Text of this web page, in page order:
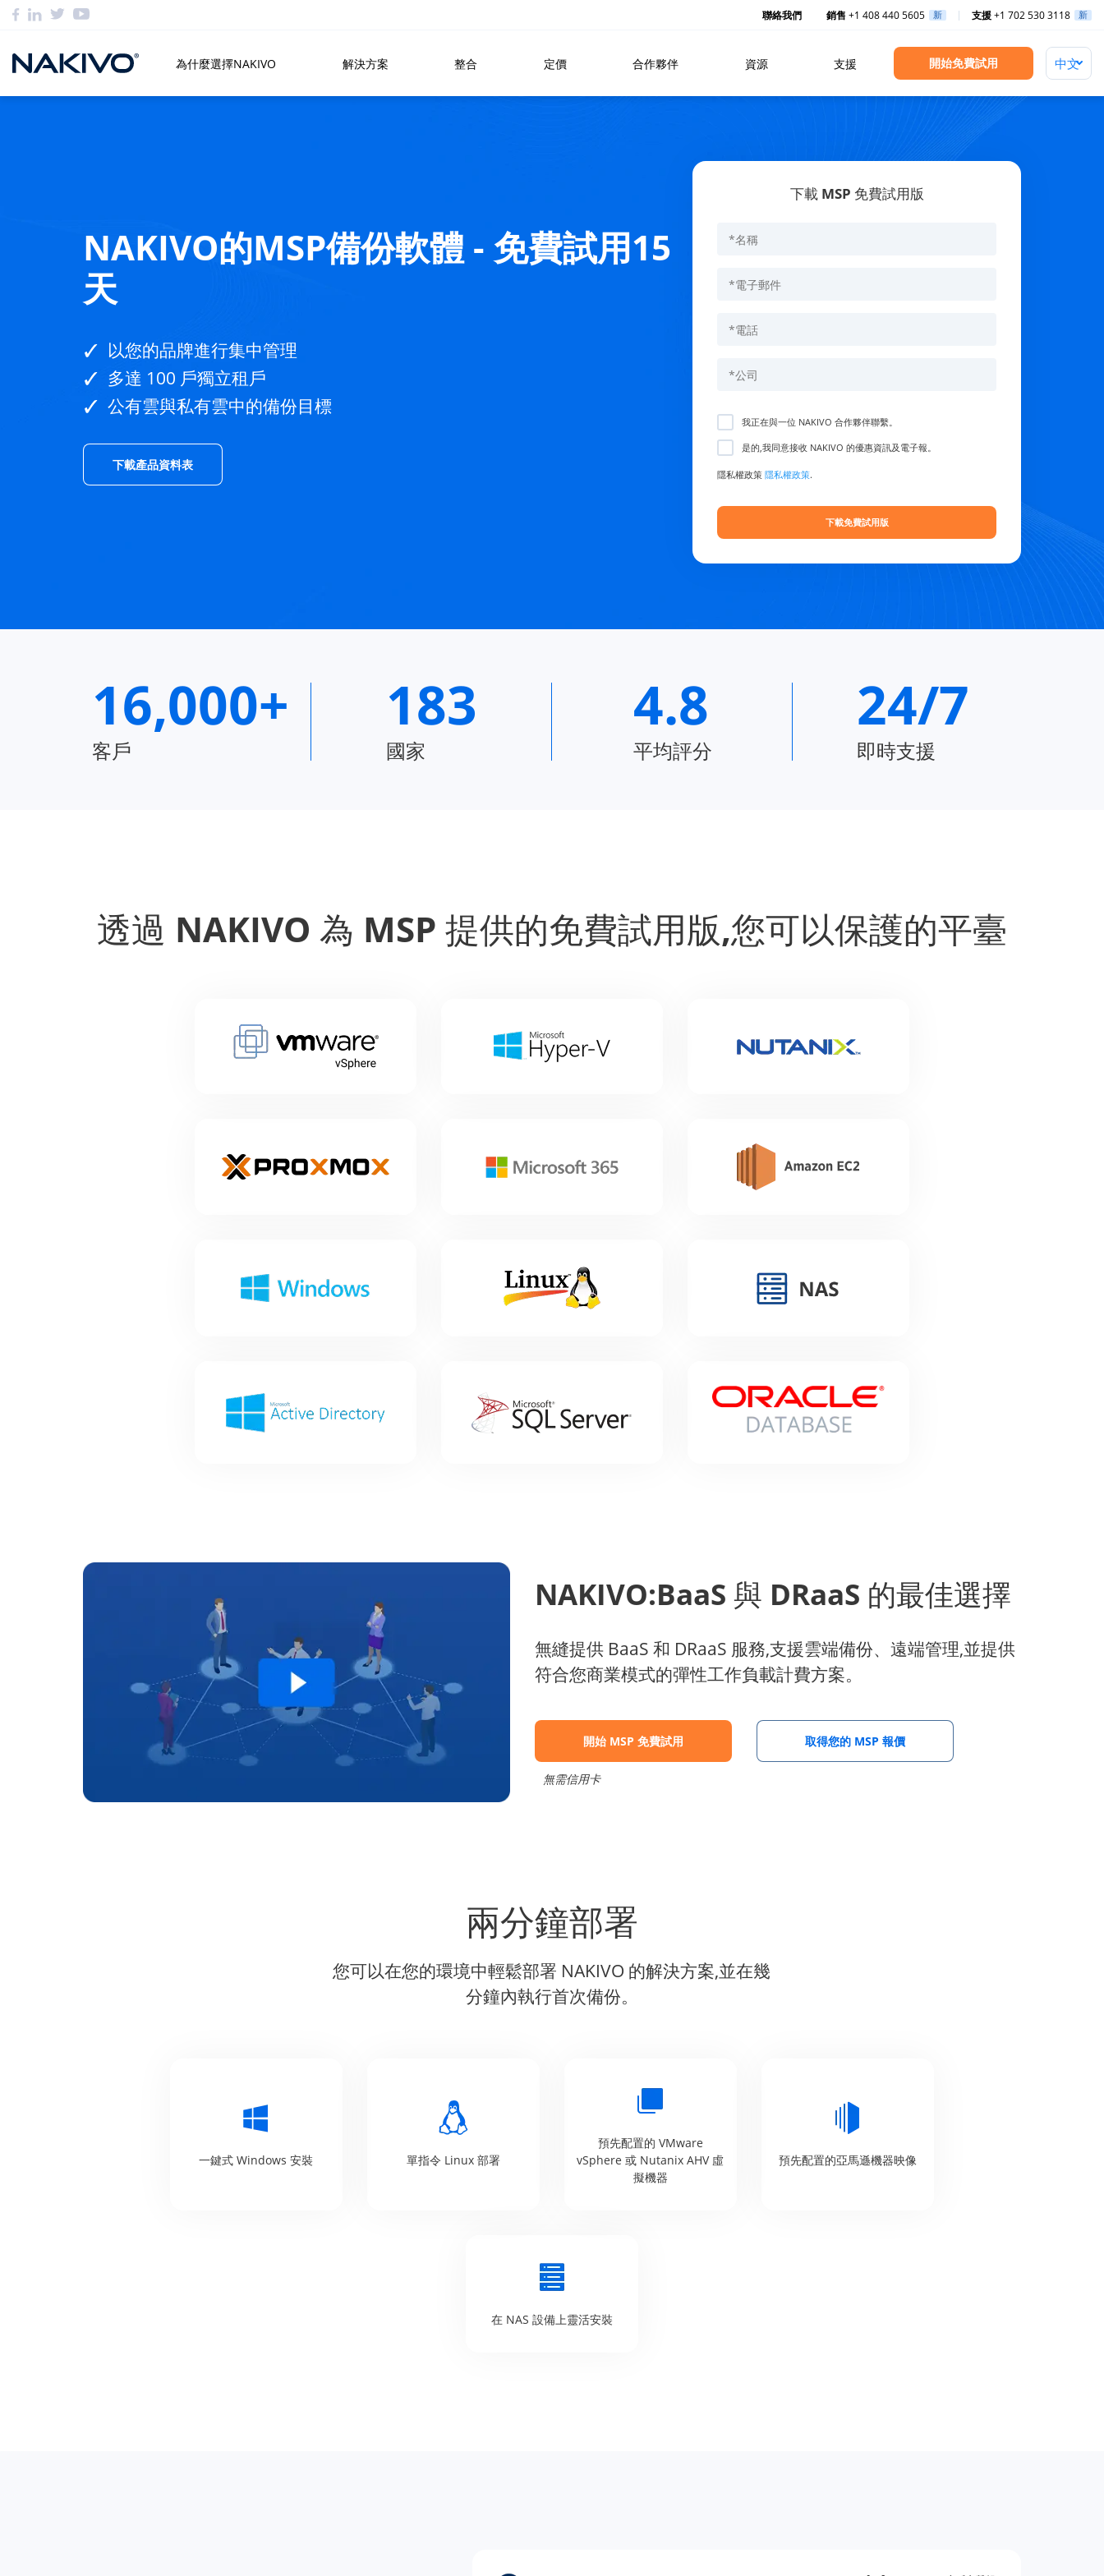
聯絡我們 銷售 +1 408 440 5605 新 支援+1 702 530 3118 新
為什麼選擇NAKIVO 解決方案 整合 定價 合作夥伴 資源 支援 開始免費試用
NAKIVO的MSP備份軟體 - 免費試用15
天
以您的品牌進行集中管理
多達 100 戶獨立租戶
公有雲與私有雲中的備份目標
下載產品資料表
下載 MSP 免費試用版
我正在與一位 NAKIVO 合作夥伴聯繫。
是的,我同意接收 NAKIVO 的優惠資訊及電子報。
隱私權政策隱私權政策.
16,000+
客戶
183
國家
4.8
平均評分
24/7
即時支援
透過 NAKIVO 為 MSP 提供的免費試用版,您可以保護的平臺
NAKIVO:BaaS 與 DRaaS 的最佳選擇
無縫提供 BaaS 和 DRaaS 服務,支援雲端備份、遠端管理,並提供
符合您商業模式的彈性工作負載計費方案。
開始 MSP 免費試用
無需信用卡
取得您的 MSP 報價
兩分鐘部署
您可以在您的環境中輕鬆部署 NAKIVO 的解決方案,並在幾
分鐘內執行首次備份。
一鍵式 Windows 安裝 單指令 Linux 部署
預先配置的 VMware
vSphere 或 Nutanix AHV 虛
擬機器
預先配置的亞馬遜機器映像
在 NAS 設備上靈活安裝